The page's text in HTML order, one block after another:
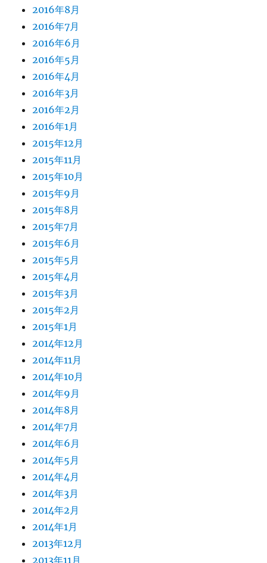
2016年8月
2016年7月
2016年6月
2016年5月
2016年4月
2016年3月
2016年2月
2016年1月
2015年12月
2015年11月
2015年10月
2015年9月
2015年8月
2015年7月
2015年6月
2015年5月
2015年4月
2015年3月
2015年2月
2015年1月
2014年12月
2014年11月
2014年10月
2014年9月
2014年8月
2014年7月
2014年6月
2014年5月
2014年4月
2014年3月
2014年2月
2014年1月
2013年12月
2013年11月